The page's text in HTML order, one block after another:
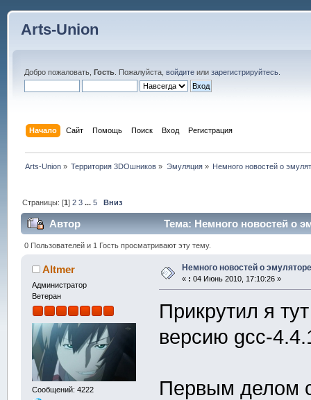
Arts-Union
Добро пожаловать, Гость. Пожалуйста, войдитеили зарегистрируйтесь.
Начало Сайт Помощь Поиск Вход Регистрация
Arts-Union » Территория 3DOшников » Эмуляция» Немного новостей о
Страницы: [1]2 3 ...5 Вниз
Автор Тема: Немного новостей о
0 Пользователей и 1 Гость просматривают эту тему.
Altmer
Администратор
Ветеран
Сообщений: 4222
Немного новостей о
« : 04 Июнь 2010, 17:10:26 »
Прикрутил я
версию gcc-
Первым делом